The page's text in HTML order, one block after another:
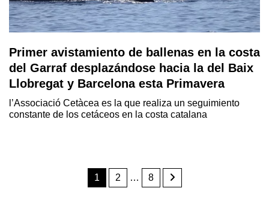
Primer avistamiento de ballenas en la costa
del Garraf desplazándose hacia la del Baix
Llobregat y Barcelona esta Primavera
l’Associació Cetàcea es la que realiza un seguimiento
constante de los cetáceos en la costa catalana
1 2 … 8